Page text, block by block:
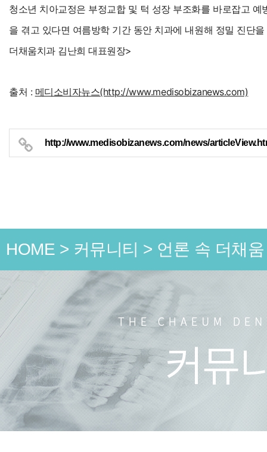
청소년 치아교정은 부정교합 및 턱 성장 부조화를 바로잡고
을 겪고 있다면 여름방학 기간 동안 치과에 내원해 정밀 진단
더채움치과 김난희 대표원장>
출처 : 메디소비자뉴스(http://www.medisobizanews.com)
http://www.medisobizanews.com/news/
HOME > 커뮤니티 > 언론 속 더채움
치료 전